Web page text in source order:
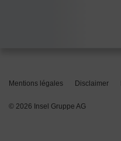
Mentions légales Disclaimer
© 2026 Insel Gruppe AG